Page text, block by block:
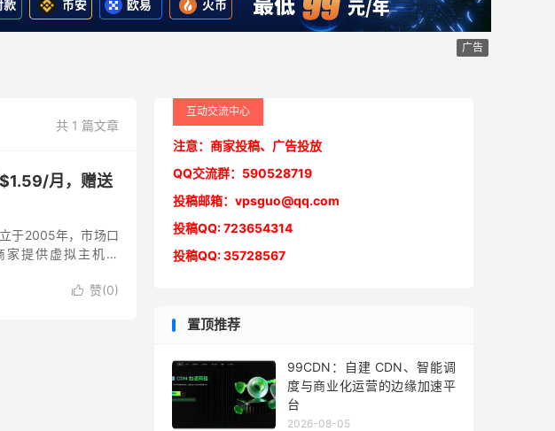
广告
共 1 篇文章
月，赠送
于2005年，市场口
提供虚拟主机，
 赞(0)
互动交流中心
注意：商家投稿、广告投放
QQ交流群：590528719
投稿邮箱：vpsguo@qq.com
投稿QQ: 723654314
投稿QQ: 35728567
置顶推荐
99CDN：自建 CDN、智能调
度与商业化运营的边缘加速平
台
2026-08-05